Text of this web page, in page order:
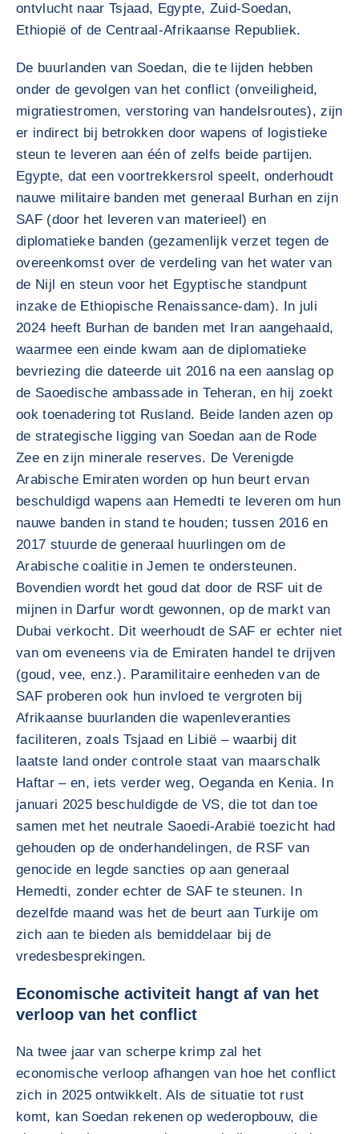
ontvlucht naar Tsjaad, Egypte, Zuid-Soedan,
Ethiopië of de Centraal-Afrikaanse Republiek.
De buurlanden van Soedan, die te lijden hebben
onder de gevolgen van het conflict (onveiligheid,
migratiestromen, verstoring van handelsroutes), zijn
er indirect bij betrokken door wapens of logistieke
steun te leveren aan één of zelfs beide partijen.
Egypte, dat een voortrekkersrol speelt, onderhoudt
nauwe militaire banden met generaal Burhan en zijn
SAF (door het leveren van materieel) en
diplomatieke banden (gezamenlijk verzet tegen de
overeenkomst over de verdeling van het water van
de Nijl en steun voor het Egyptische standpunt
inzake de Ethiopische Renaissance-dam). In juli
2024 heeft Burhan de banden met Iran aangehaald,
waarmee een einde kwam aan de diplomatieke
bevriezing die dateerde uit 2016 na een aanslag op
de Saoedische ambassade in Teheran, en hij zoekt
ook toenadering tot Rusland. Beide landen azen op
de strategische ligging van Soedan aan de Rode
Zee en zijn minerale reserves. De Verenigde
Arabische Emiraten worden op hun beurt ervan
beschuldigd wapens aan Hemedti te leveren om hun
nauwe banden in stand te houden; tussen 2016 en
2017 stuurde de generaal huurlingen om de
Arabische coalitie in Jemen te ondersteunen.
Bovendien wordt het goud dat door de RSF uit de
mijnen in Darfur wordt gewonnen, op de markt van
Dubai verkocht. Dit weerhoudt de SAF er echter niet
van om eveneens via de Emiraten handel te drijven
(goud, vee, enz.). Paramilitaire eenheden van de
SAF proberen ook hun invloed te vergroten bij
Afrikaanse buurlanden die wapenleveranties
faciliteren, zoals Tsjaad en Libië – waarbij dit
laatste land onder controle staat van maarschalk
Haftar – en, iets verder weg, Oeganda en Kenia. In
januari 2025 beschuldigde de VS, die tot dan toe
samen met het neutrale Saoedi-Arabië toezicht had
gehouden op de onderhandelingen, de RSF van
genocide en legde sancties op aan generaal
Hemedti, zonder echter de SAF te steunen. In
dezelfde maand was het de beurt aan Turkije om
zich aan te bieden als bemiddelaar bij de
vredesbesprekingen.
Economische activiteit hangt af van het
verloop van het conflict
Na twee jaar van scherpe krimp zal het
economische verloop afhangen van hoe het conflict
zich in 2025 ontwikkelt. Als de situatie tot rust
komt, kan Soedan rekenen op wederopbouw, die